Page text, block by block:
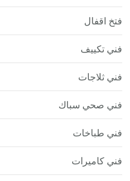
فتخ اقفال
فني تكييف
فني ثلاجات
فني صحي سباك
فني طباخات
فني كاميرات